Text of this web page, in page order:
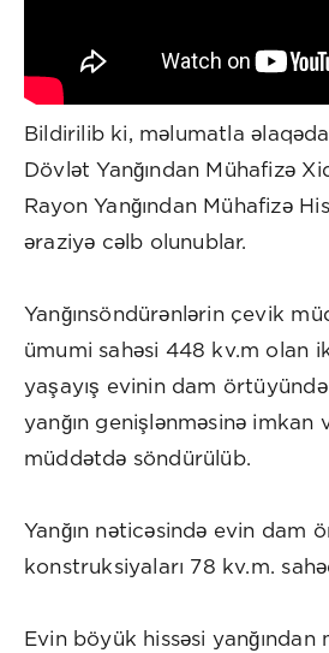
Bildirilib ki, məlumatla
Dövlət Yanğından Mühafizə
Rayon Yanğından Mühafizə
əraziyə cəlb olunublar.
Yanğınsöndürənlərin çevik
ümumi sahəsi 448 kv.m olan
yaşayış evinin dam
yanğın genişlənməsinə imkan
müddətdə söndürülüb.
Yanğın nəticəsində evin dam
konstruksiyaları 78 kv.m.
Evin böyük hissəsi yanğından